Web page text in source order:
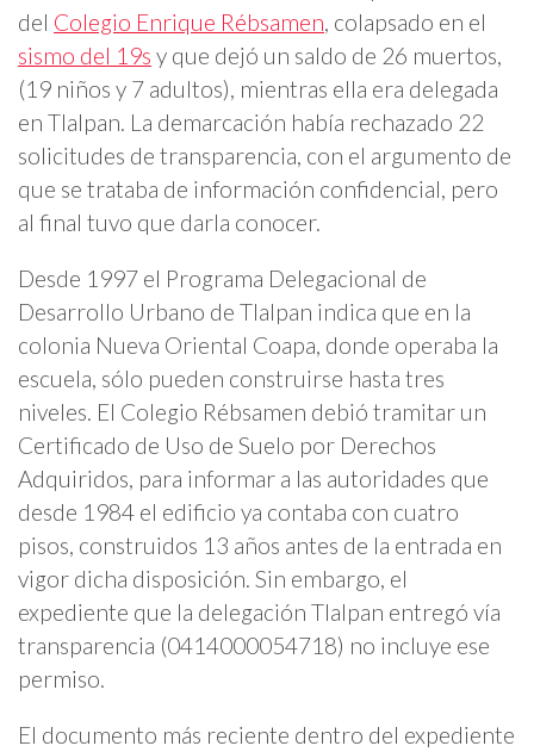
del Colegio Enrique Rébsamen , colapsado en el
sismo del 19s y que dejó un saldo de 26 muertos,
(19 niños y 7 adultos), mientras ella era delegada
en Tlalpan. La demarcación había rechazado 22
solicitudes de transparencia, con el argumento de
que se trataba de información confidencial, pero
al final tuvo que darla conocer.
Desde 1997 el Programa Delegacional de
Desarrollo Urbano de Tlalpan indica que en la
colonia Nueva Oriental Coapa, donde operaba la
escuela, sólo pueden construirse hasta tres
niveles. El Colegio Rébsamen debió tramitar un
Certificado de Uso de Suelo por Derechos
Adquiridos, para informar a las autoridades que
desde 1984 el edificio ya contaba con cuatro
pisos, construidos 13 años antes de la entrada en
vigor dicha disposición. Sin embargo, el
expediente que la delegación Tlalpan entregó vía
transparencia (0414000054718) no incluye ese
permiso.
El documento más reciente dentro del expediente